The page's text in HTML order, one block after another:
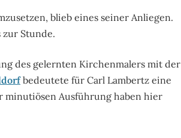
blieb eines seiner Anliegen.
Stunde.
des gelernten Kirchenmalers mit der
bedeutete für Carl Lambertz eine
minutiösen Ausführung haben hier